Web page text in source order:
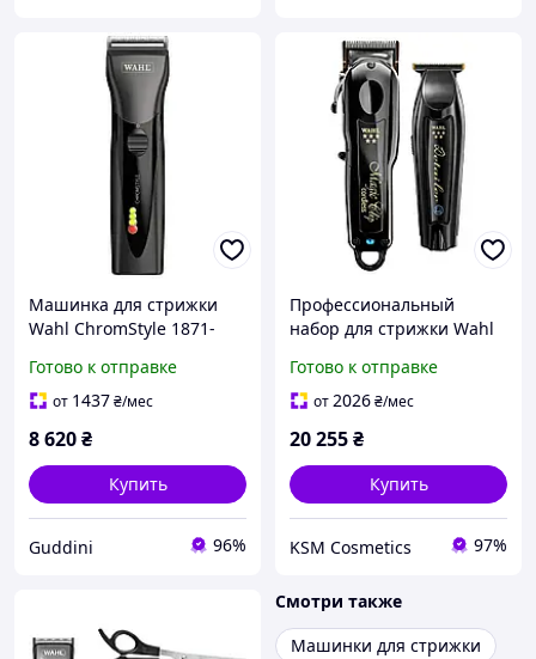
Машинка для стрижки
Wahl ChromStyle 1871-
Готово к отправке
от 1437₴/мес
8 620₴
Купить
Guddini 96%
Профессиональный
набор для стрижки Wahl
(Magic Clip Cordless +
Detailer Wide Cordless)
Готово к отправке
от2026₴/мес
20 255₴
Купить
KSM Cosmetics 97%
Смотри также
Машинки для стрижки